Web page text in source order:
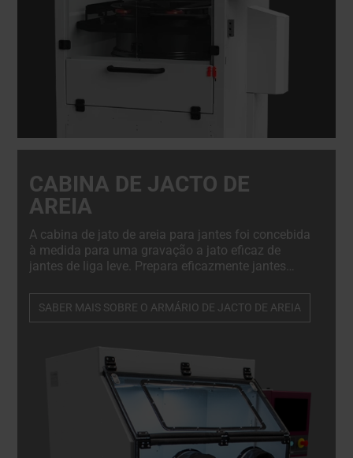
CABINA DE JACTO DE
AREIA
A cabina de jato de areia para jantes foi concebida
à medida para uma gravação a jato eficaz de
jantes de liga leve. Prepara eficazmente jantes
materiais semelhantes, garantindo sempre
resultados perfeitos.
SABER MAIS SOBRE O ARMÁRIO DE JACTO DE AREIA